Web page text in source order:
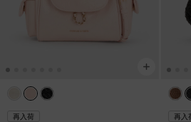
再入荷 再入